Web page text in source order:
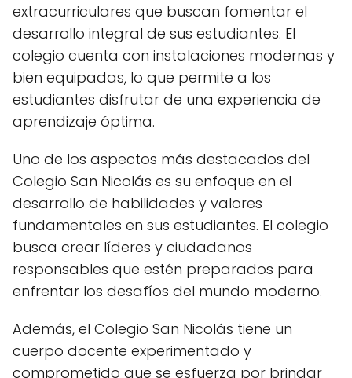
extracurriculares que buscan fomentar el
desarrollo integral de sus estudiantes. El
colegio cuenta con instalaciones modernas y
bien equipadas, lo que permite a los
estudiantes disfrutar de una experiencia de
aprendizaje óptima.
Uno de los aspectos más destacados del
Colegio San Nicolás es su enfoque en el
desarrollo de habilidades y valores
fundamentales en sus estudiantes. El colegio
busca crear líderes y ciudadanos
responsables que estén preparados para
enfrentar los desafíos del mundo moderno.
Además, el Colegio San Nicolás tiene un
cuerpo docente experimentado y
comprometido que se esfuerza por brindar